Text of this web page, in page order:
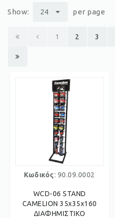
Show: 24 per page
1 2 3
Κωδικός: 90.09.0002
WCD-06 STAND
CAMELION 35x35x160
ΔΙΑΦΗΜΙΣΤΙΚΟ